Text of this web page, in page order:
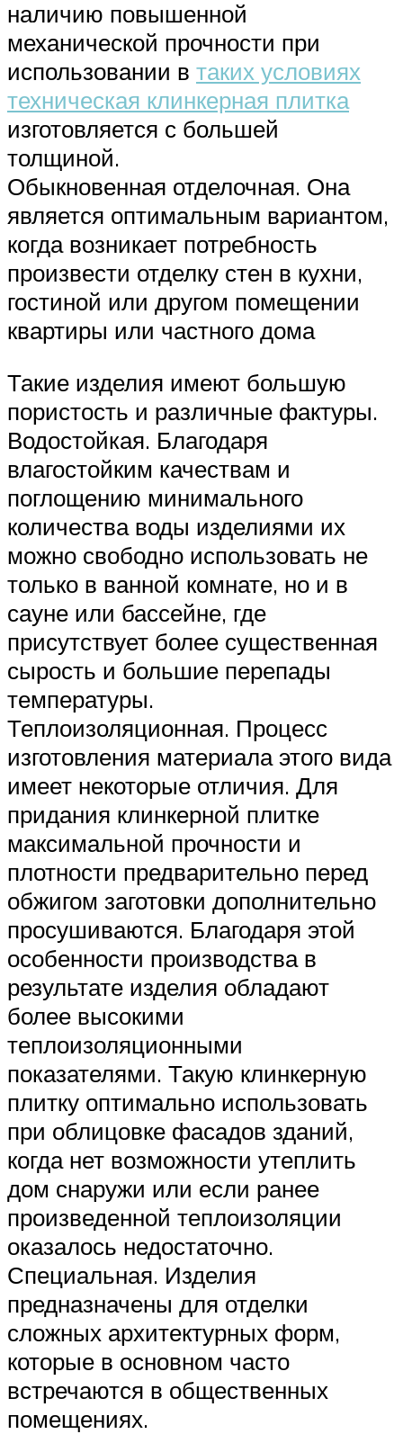
наличию повышенной
механической прочности при
использовании в таких условиях
техническая клинкерная плитка
изготовляется с большей
толщиной.
Обыкновенная отделочная. Она
является оптимальным вариантом,
когда возникает потребность
произвести отделку стен в кухни,
гостиной или другом помещении
квартиры или частного дома
Такие изделия имеют большую
пористость и различные фактуры.
Водостойкая. Благодаря
влагостойким качествам и
поглощению минимального
количества воды изделиями их
можно свободно использовать не
только в ванной комнате, но и в
сауне или бассейне, где
присутствует более существенная
сырость и большие перепады
температуры.
Теплоизоляционная. Процесс
изготовления материала этого вида
имеет некоторые отличия. Для
придания клинкерной плитке
максимальной прочности и
плотности предварительно перед
обжигом заготовки дополнительно
просушиваются. Благодаря этой
особенности производства в
результате изделия обладают
более высокими
теплоизоляционными
показателями. Такую клинкерную
плитку оптимально использовать
при облицовке фасадов зданий,
когда нет возможности утеплить
дом снаружи или если ранее
произведенной теплоизоляции
оказалось недостаточно.
Специальная. Изделия
предназначены для отделки
сложных архитектурных форм,
которые в основном часто
встречаются в общественных
помещениях.